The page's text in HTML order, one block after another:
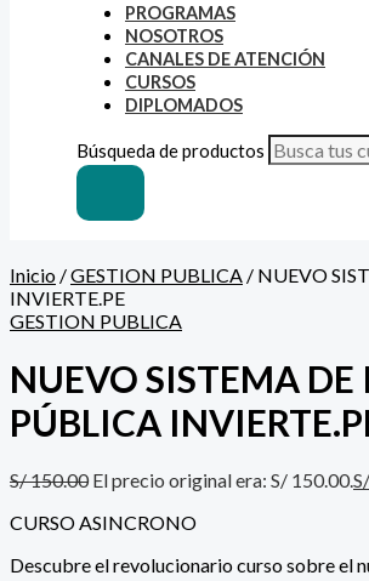
PROGRAMAS
NOSOTROS
CANALES DE ATENCIÓN
CURSOS
DIPLOMADOS
Búsqueda de productos
Inicio /GESTION PUBLICA / NUEVO
INVIERTE.PE
GESTION PUBLICA
NUEVO SISTEMA DE
PÚBLICA
S/150.00 El precio original era: S/ 150.00.S/
CURSO ASINCRONO
Descubre el revolucionario curso sobre el